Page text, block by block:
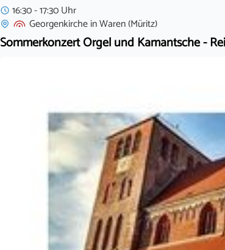
16:30 - 17:30 Uhr
GeorgenkircheinWaren (Müritz)
Sommerkonzert Orgel und Kamantsche -